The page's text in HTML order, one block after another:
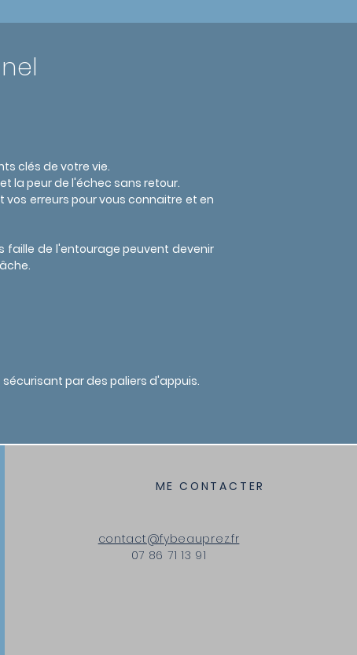
clés de votre vie.
la peur de l'échec sans retour.
vos erreurs pour vous connaitre et en
de l'entourage peuvent devenir
par des paliers d'appuis.
ME CONTACTER
contact@fybeauprez.fr
07 86 71 13 91